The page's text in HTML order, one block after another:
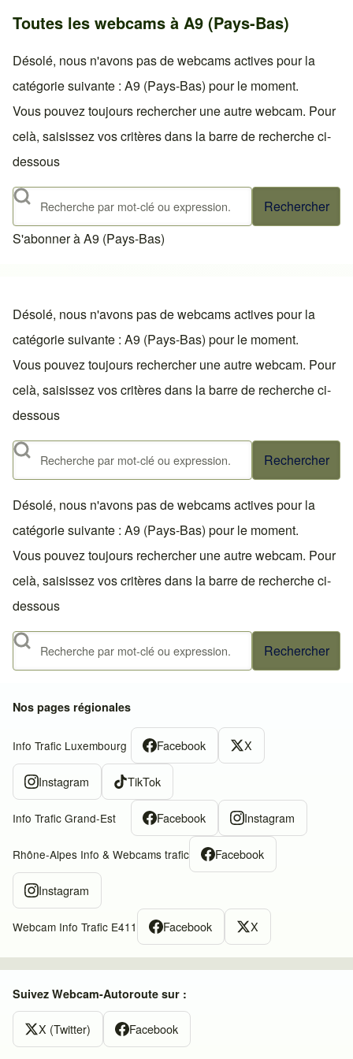
Toutes les webcams à A9 (Pays-Bas)
Désolé, nous n'avons pas de webcams actives pour la
catégorie suivante : A9 (Pays-Bas) pour le moment.
Vous pouvez toujours rechercher une autre webcam. Pour
celà, saisissez vos critères dans la barre de recherche ci-
dessous
Rechercher
S'abonner à A9 (Pays-Bas)
Désolé, nous n'avons pas de webcams actives pour la
catégorie suivante : A9 (Pays-Bas) pour le moment.
Vous pouvez toujours rechercher une autre webcam. Pour
celà, saisissez vos critères dans la barre de recherche ci-
dessous
Rechercher
Désolé, nous n'avons pas de webcams actives pour la
catégorie suivante : A9 (Pays-Bas) pour le moment.
Vous pouvez toujours rechercher une autre webcam. Pour
celà, saisissez vos critères dans la barre de recherche ci-
dessous
Rechercher
Nos pages régionales
Info Trafic Luxembourg Facebook X
Instagram TikTok
Info Trafic Grand-Est Facebook Instagram
Rhône-Alpes Info & Webcams trafic Facebook
Instagram
Webcam Info Trafic E411 Facebook X
Suivez Webcam-Autoroute sur :
X (Twitter) Facebook